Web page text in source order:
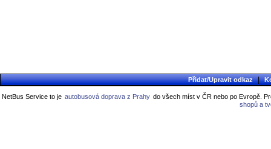
Přidat/Upravit odkaz |
NetBus Service to je autobusová doprava z Prahy do všech míst v ČR nebo po Evropě.
shopů a